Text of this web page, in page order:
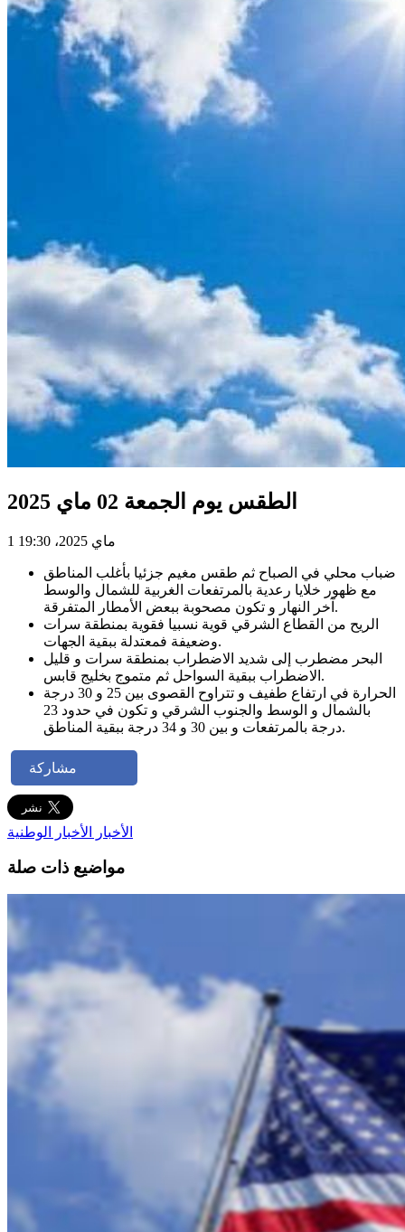
الطقس يوم الجمعة 02 ماي 2025
1 ماي 2025، 19:30
ضباب محلي في الصباح ثم طقس مغيم جزئيا بأغلب المناطق
مع ظهور خلايا رعدية بالمرتفعات الغربية للشمال والوسط
آخر النهار و تكون مصحوبة ببعض الأمطار المتفرقة.
الريح من القطاع الشرقي قوية نسبيا فقوية بمنطقة سرات
وضعيفة فمعتدلة ببقية الجهات.
البحر مضطرب إلى شديد الاضطراب بمنطقة سرات و قليل
الاضطراب ببقية السواحل ثم متموج بخليج قابس.
الحرارة في ارتفاع طفيف و تتراوح القصوى بين 25 و 30 درجة
بالشمال و الوسط والجنوب الشرقي و تكون في حدود 23
درجة بالمرتفعات و بين 30 و 34 درجة ببقية المناطق.
مشاركة
الأخبار الأخبار الوطنية
مواضيع ذات صلة